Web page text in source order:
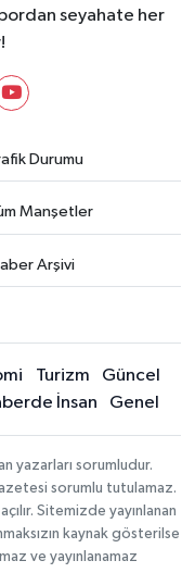
seyahate her
Durumu
Manşetler
Arşivi
Turizm
Güncel
İnsan Genel
yazarları sorumludur.
sorumlu tutulamaz.
Sitemizde yayınlanan
kaynak gösterilse
ve yayınlanamaz